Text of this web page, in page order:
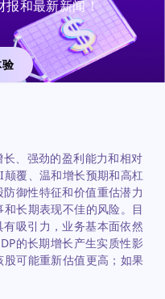
报和最新新闻！
、强劲的盈利能力和相对
覆、温和增长预期和高杠
御性特征和价值重估潜力
长期表现不佳的风险。目
吸引力，业务基本面依然
的长期增长产生实质性影
可能重新估值更高；如果